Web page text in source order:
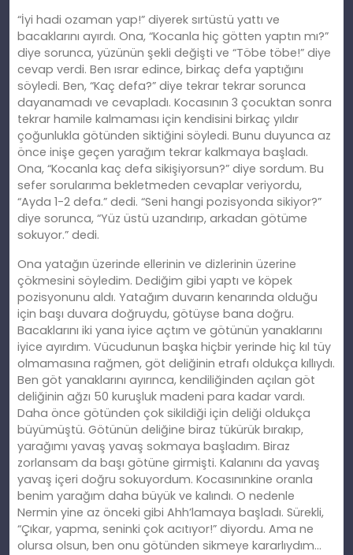
“İyi hadi ozaman yap!” diyerek sırtüstü yattı ve
bacaklarını ayırdı. Ona, “Kocanla hiç götten yaptın mı?”
diye sorunca, yüzünün şekli değişti ve “Töbe töbe!” diye
cevap verdi. Ben ısrar edince, birkaç defa yaptığını
söyledi. Ben, “Kaç defa?” diye tekrar tekrar sorunca
dayanamadı ve cevapladı. Kocasının 3 çocuktan sonra
tekrar hamile kalmaması için kendisini birkaç yıldır
çoğunlukla götünden siktiğini söyledi. Bunu duyunca az
önce inişe geçen yarağım tekrar kalkmaya başladı.
Ona, “Kocanla kaç defa sikişiyorsun?” diye sordum. Bu
sefer sorularıma bekletmeden cevaplar veriyordu,
“Ayda 1-2 defa.” dedi. “Seni hangi pozisyonda sikiyor?”
diye sorunca, “Yüz üstü uzandırıp, arkadan götüme
sokuyor.” dedi.
Ona yatağın üzerinde ellerinin ve dizlerinin üzerine
çökmesini söyledim. Dediğim gibi yaptı ve köpek
pozisyonunu aldı. Yatağım duvarın kenarında olduğu
için başı duvara doğruydu, götüyse bana doğru.
Bacaklarını iki yana iyice açtım ve götünün yanaklarını
iyice ayırdım. Vücudunun başka hiçbir yerinde hiç kıl tüy
olmamasına rağmen, göt deliğinin etrafı oldukça kıllıydı.
Ben göt yanaklarını ayırınca, kendiliğinden açılan göt
deliğinin ağzı 50 kuruşluk madeni para kadar vardı.
Daha önce götünden çok sikildiği için deliği oldukça
büyümüştü. Götünün deliğine biraz tükürük bırakıp,
yarağımı yavaş yavaş sokmaya başladım. Biraz
zorlansam da başı götüne girmişti. Kalanını da yavaş
yavaş içeri doğru sokuyordum. Kocasınınkine oranla
benim yarağım daha büyük ve kalındı. O nedenle
Nermin yine az önceki gibi Ahh’lamaya başladı. Sürekli,
“Çıkar, yapma, seninki çok acıtıyor!” diyordu. Ama ne
olursa olsun, ben onu götünden sikmeye kararlıydım…